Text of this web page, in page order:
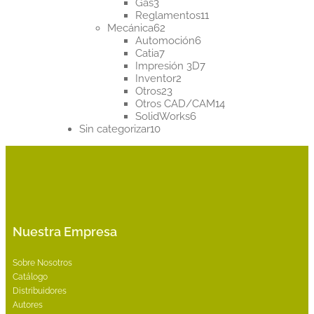
Gas3
productos
Reglamentos1111
Mecánica6262
productos
Automoción66
Catia77
productos
Impresión 3D77
Inventor22
Otros2323
productos
Otros CAD/CAM1414
SolidWorks66
Sin categorizar1010
Nuestra Empresa
Sobre Nosotros
Catálogo
Distribuidores
Autores